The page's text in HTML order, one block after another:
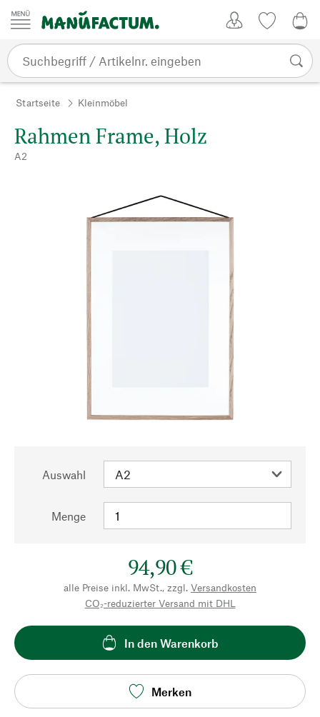
Zum Inhalt springen
Startseite Kleinmöbel
Rahmen Frame, Holz
A2
Auswahl
Menge
94,90 €
alle Preise inkl. MwSt., zzgl. Versandkosten
CO₂-reduzierter Versand mit DHL
In den Warenkorb
Merken